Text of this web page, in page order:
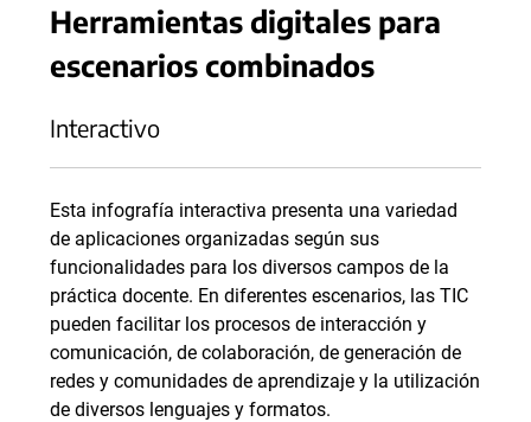
Herramientas digitales para
escenarios combinados
Interactivo
Esta infografía interactiva presenta una variedad
de aplicaciones organizadas según sus
funcionalidades para los diversos campos de la
práctica docente. En diferentes escenarios, las TIC
pueden facilitar los procesos de interacción y
comunicación, de colaboración, de generación de
redes y comunidades de aprendizaje y la utilización
de diversos lenguajes y formatos.